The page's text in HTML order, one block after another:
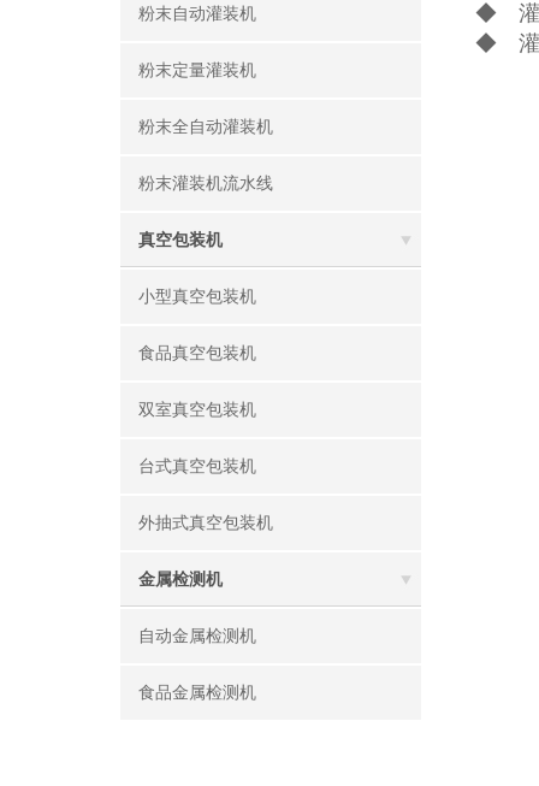
粉末自动灌装机
粉末定量灌装机
粉末全自动灌装机
粉末灌装机流水线
真空包装机
小型真空包装机
食品真空包装机
双室真空包装机
台式真空包装机
外抽式真空包装机
金属检测机
自动金属检测机
食品金属检测机
◆ 灌
◆ 灌